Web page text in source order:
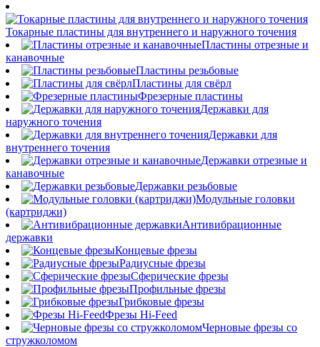
Токарные пластины для внутреннего и наружного точения
Пластины отрезные и
канавочные
Пластины резьбовые
Пластины для свёрл
Фрезерные пластины
Державки для
наружного точения
Державки для
внутреннего точения
Державки отрезные и
канавочные
Державки резьбовые
Модульные головки
(картриджи)
Антивибрационные
державки
Концевые фрезы
Радиусные фрезы
Сферические фрезы
Профильные фрезы
Грибковые фрезы
Фрезы Hi-Feed
Черновые фрезы со
стружколомом